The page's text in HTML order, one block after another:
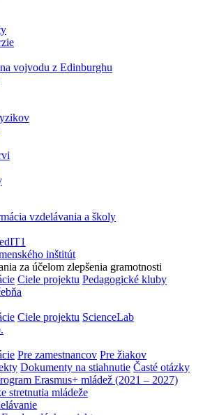
vojvodu z Edinburghu
vzdelávania a školy
inštitút
za účelom zlepšenia gramotnosti
Ciele projektu Pedagogické kluby
Ciele projektu ScienceLab
Pre zamestnancov Pre žiakov
Dokumenty na stiahnutie Časté otázky
Erasmus+ mládež (2021 – 2027)
stretnutia mládeže